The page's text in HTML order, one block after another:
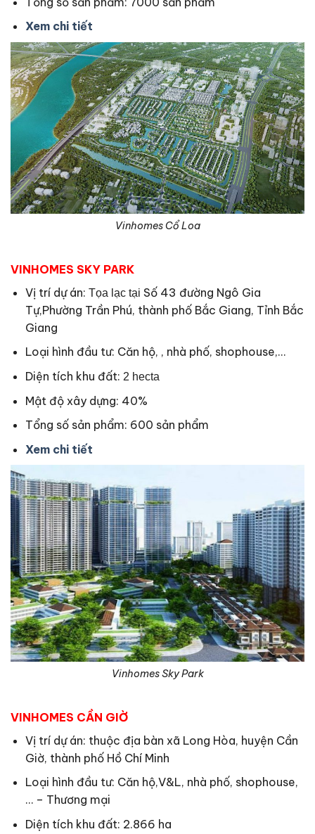
Xem chi tiết
Vinhomes Cổ Loa
VINHOMES SKY PARK
Vị trí dự án: Tọa lạc tại Số 43 đường Ngô Gia
Tự,Phường Trần Phú, thành phố Bắc Giang, Tỉnh Bắc
Giang
Loại hình đầu tư: Căn hộ, , nhà phố, shophouse,…
Diện tích khu đất: 2 hecta
Mật độ xây dựng: 40%
Tổng số sản phẩm: 600 sản phẩm
Xem chi tiết
Vinhomes Sky Park
VINHOMES CẦN GIỜ
Vị trí dự án: thuộc địa bàn xã Long Hòa, huyện Cần
Giờ, thành phố Hồ Chí Minh
Loại hình đầu tư: Căn hộ,V&L, nhà phố, shophouse,
… – Thương mại
Diện tích khu đất: 2.866 ha